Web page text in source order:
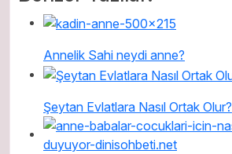
Annelik Sahi neydi anne?
Şeytan Evlatlara Nasıl Ortak Olur?